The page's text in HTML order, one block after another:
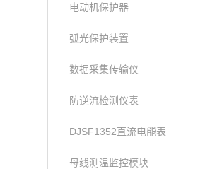
电动机保护器
弧光保护装置
数据采集传输仪
防逆流检测仪表
DJSF1352直流电能表
母线测温监控模块